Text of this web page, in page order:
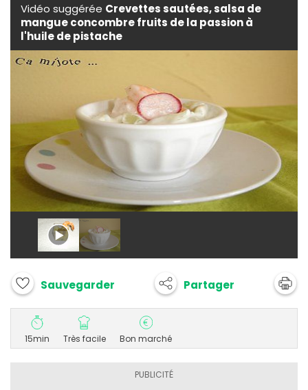
Vidéo suggérée Crevettes sautées, salsa de
mangue concombre fruits de la passion à
l'huile de pistache
Sauvegarder Partager
15min Très facile Bon marché